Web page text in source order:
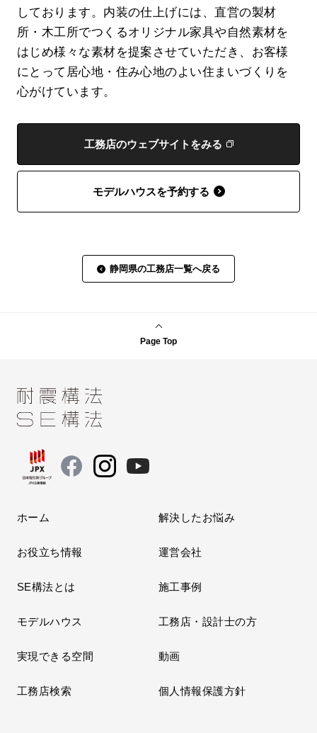
しております。内装の仕上げには、直営の製材
所・木工所でつくるオリジナル家具や自然素材を
はじめ様々な素材を提案させていただき、お客様
にとって居心地・住み心地のよい住まいづくりを
心がけています。
工務店のウェブサイトをみる
モデルハウスを予約する
静岡県の工務店一覧へ戻る
Page Top
ホーム 解決したお悩み
お役立ち情報 運営会社
SE構法とは 施工事例
モデルハウス 工務店・設計士の方
実現できる空間 動画
工務店検索 個人情報保護方針